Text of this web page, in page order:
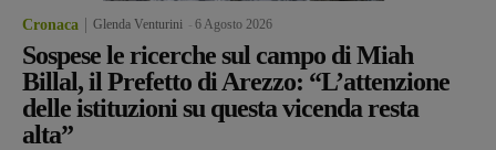
Cronaca Glenda Venturini 6 Agosto 2026
Sospese le ricerche sul campo di Miah
Billal, il Prefetto di Arezzo: “L’attenzione
delle istituzioni su questa vicenda resta
alta”